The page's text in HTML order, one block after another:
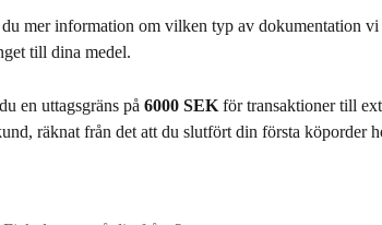
mer information om vilken typ av dokumentation vi
till dina medel.
en uttagsgräns på 6000 SEK för transaktioner till
räknat från det att du slutfört din första köporder